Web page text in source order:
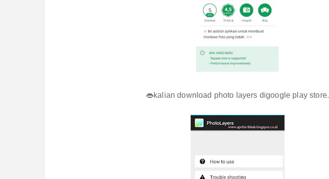
👄kalian download photo layers digoogle play store.